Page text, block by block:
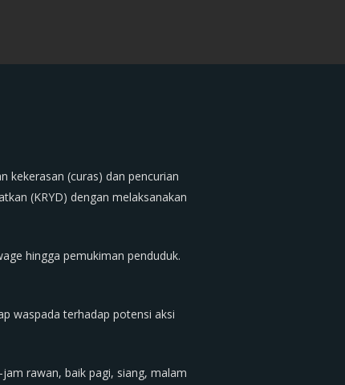
kekerasan (curas) dan pencurian
(KRYD) dengan melaksanakan
hingga pemukiman penduduk.
waspada terhadap potensi aksi
rawan, baik pagi, siang, malam